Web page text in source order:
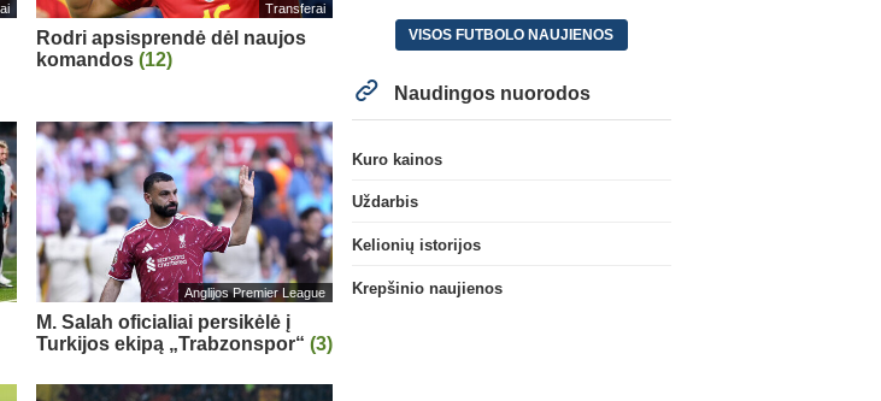
Transferai
Rodri apsisprendė dėl naujos
komandos (12)
Anglijos Premier League
M. Salah oficialiai persikėlė į
Turkijos ekipą „Trabzonspor“ (3)
VISOS FUTBOLO NAUJIENOS
Naudingos nuorodos
Kuro kainos
Uždarbis
Kelionių istorijos
Krepšinio naujienos